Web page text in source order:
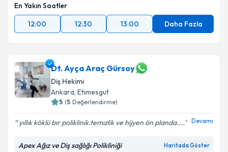
En Yakın Saatler
12:00
12:30 13:00 Daha Fazla
Dt. Ayça Araç Gürsoy
Diş Hekimi
Ankara, Etimesgut
5 (5 Değerlendirme)
yıllık köklü bır poliklinik.temızlik ve hijyen ön planda.... Devamı
Apex Ağız ve Diş sağlığı Polikliniği Haritada Göster